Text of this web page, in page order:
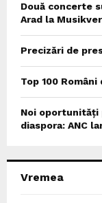
Două concerte
Arad la
Precizări de
Top 100
Noi oportunități
diaspora: ANC
Vremea